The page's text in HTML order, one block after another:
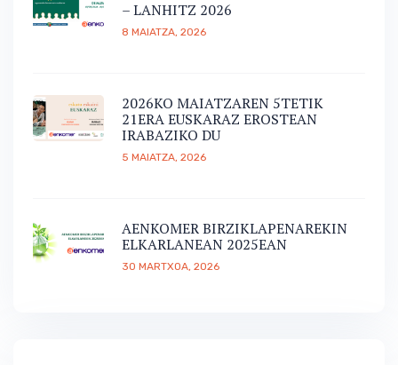
– LANHITZ 2026
8 MAIATZA, 2026
2026KO MAIATZAREN 5TETIK
21ERA EUSKARAZ EROSTEAN
IRABAZIKO DU
5 MAIATZA, 2026
AENKOMER BIRZIKLAPENAREKIN
ELKARLANEAN 2025EAN
30 MARTXOA, 2026